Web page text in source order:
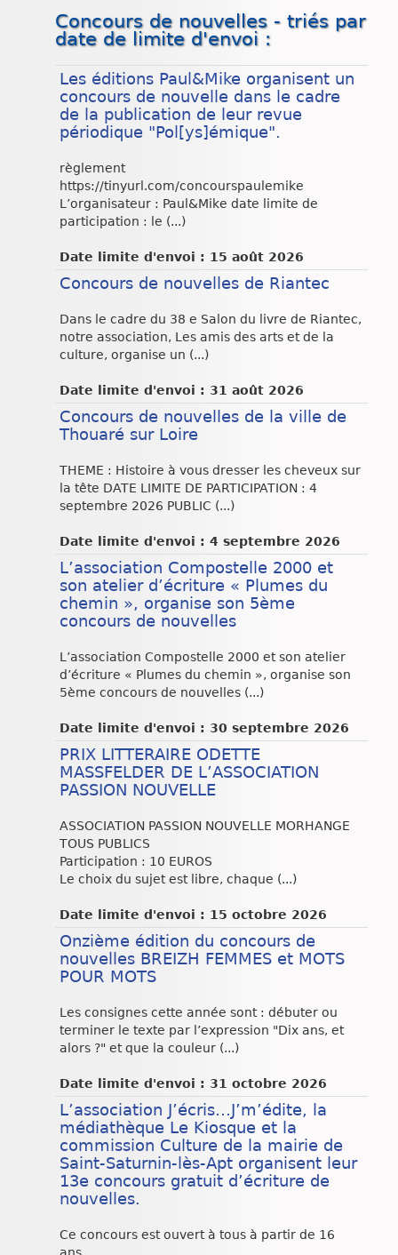
Concours de nouvelles - triés par
date de limite d'envoi :
Les éditions Paul&Mike organisent un
concours de nouvelle dans le cadre
de la publication de leur revue
périodique "Pol[ys]émique".
règlement
https://tinyurl.com/concourspaulemike
L’organisateur : Paul&Mike date limite de
participation : le (...)
Date limite d'envoi : 15 août 2026
Concours de nouvelles de Riantec
Dans le cadre du 38 e Salon du livre de Riantec,
notre association, Les amis des arts et de la
culture, organise un (...)
Date limite d'envoi : 31 août 2026
Concours de nouvelles de la ville de
Thouaré sur Loire
THEME : Histoire à vous dresser les cheveux sur
la tête DATE LIMITE DE PARTICIPATION : 4
septembre 2026 PUBLIC (...)
Date limite d'envoi : 4 septembre 2026
L’association Compostelle 2000 et
son atelier d’écriture « Plumes du
chemin », organise son 5ème
concours de nouvelles
L’association Compostelle 2000 et son atelier
d’écriture « Plumes du chemin », organise son
5ème concours de nouvelles (...)
Date limite d'envoi : 30 septembre 2026
PRIX LITTERAIRE ODETTE
MASSFELDER DE L’ASSOCIATION
PASSION NOUVELLE
ASSOCIATION PASSION NOUVELLE MORHANGE
TOUS PUBLICS
Participation : 10 EUROS
Le choix du sujet est libre, chaque (...)
Date limite d'envoi : 15 octobre 2026
Onzième édition du concours de
nouvelles BREIZH FEMMES et MOTS
POUR MOTS
Les consignes cette année sont : débuter ou
terminer le texte par l’expression "Dix ans, et
alors ?" et que la couleur (...)
Date limite d'envoi : 31 octobre 2026
L’association J’écris…J’m’édite, la
médiathèque Le Kiosque et la
commission Culture de la mairie de
Saint-Saturnin-lès-Apt organisent leur
13e concours gratuit d’écriture de
nouvelles.
Ce concours est ouvert à tous à partir de 16